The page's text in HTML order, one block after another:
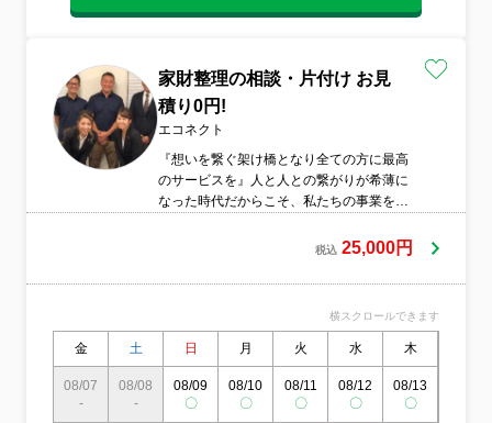
家財整理の相談・片付け お見
積り0円!
エコネクト
『想いを繋ぐ架け橋となり全ての方に最高
のサービスを』人と人との繋がりが希薄に
なった時代だからこそ、私たちの事業を介
望を細かくヒアリングし、それぞれの状況
ひとつを丁寧に行います。幅広い評価・買
など、お客様の大切な家財を適正に評価し
ます。
税込 25,000円
横スクロールできます
金 土 日 月 火 水 木
08/07
-
08/08
-
08/09
〇
08/10
〇
08/11
〇
08/12
〇
08/13
〇